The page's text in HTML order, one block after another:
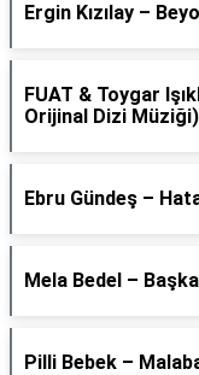
Ergin Kızılay –
FUAT & Toygar
Orijinal Dizi
Ebru Gündeş –
Mela Bedel –
Pilli Bebek –